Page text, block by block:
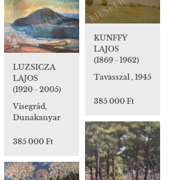
KUNFFY
LAJOS
(1869 - 1962)
Tavasszal , 1945
385 000 Ft
LUZSICZA
LAJOS
(1920 - 2005)
Visegrád,
Dunakanyar
385 000 Ft